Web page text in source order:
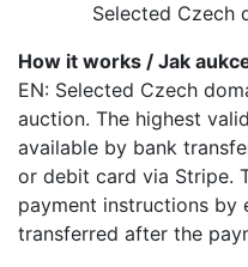
Selected Czech
How it works / Jak
EN: Selected Czech
auction. The highest
available by bank
or debit card via Stripe.
payment instructions by
transferred after the